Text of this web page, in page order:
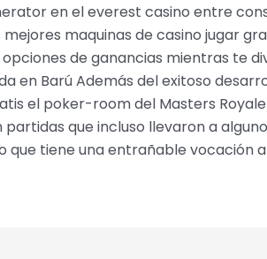
en el everest casino entre
maquinas de casino jugar
de ganancias mientras te
Barú Además del exitoso
el poker-room del Masters
que incluso llevaron a
que tiene una entrañable vocación